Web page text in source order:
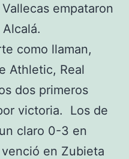
empataron
como llaman,
Athletic, Real
dos primeros
victoria. Los de
claro 0-3 en
en Zubieta